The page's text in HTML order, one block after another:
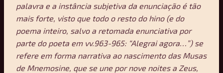
palavra e a instância subjetiva da enunciação é tão
mais forte, visto que todo o resto do hino (e do
poema inteiro, salvo a retomada enunciativa por
parte do poeta em vv.963-965: “Alegrai agora…”) se
refere em forma narrativa ao nascimento das Musas
de Mnemosine, que se une por nove noites a Zeus,